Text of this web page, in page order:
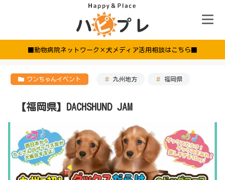
■動物病院ネットワーク×犬メディア活用相談はこちら■
ワンちゃんイベント 九州地方 福岡県
【福岡県】DACHSHUND JAM